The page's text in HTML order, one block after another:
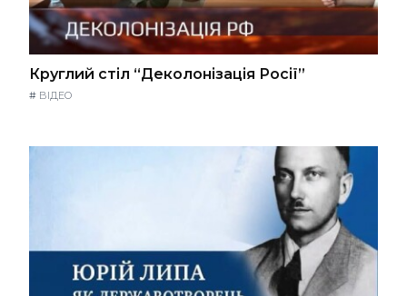
Круглий стіл “Деколонізація Росії”
# ВІДЕО